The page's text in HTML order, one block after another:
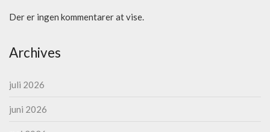
Der er ingen kommentarer at vise.
Archives
juli 2026
juni 2026